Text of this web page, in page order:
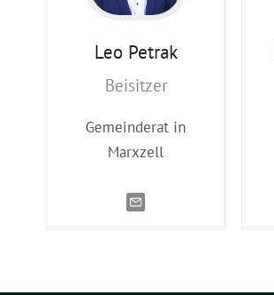
Leo Petrak
Beisitzer
Gemeinderat in
Marxzell